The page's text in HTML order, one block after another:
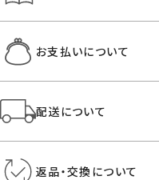
お支払いについて
配送について
返品・交換について